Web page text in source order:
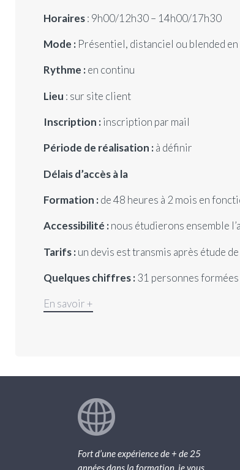
Horaires: 9h00/12h30 – 14h00/17h30
Mode : Présentiel, distanciel ou blended
Rythme :en continu
Lieu : sur site client
Inscription :inscription par mail
Période de réalisation :à définir
Délais d’accès à la
Formation :de 48 heures à 2 mois en
Accessibilité :nous étudierons ensemble
Tarifs :un devis est transmis après étude
Quelques chiffres :31 personnes
En savoir +
Fort d’une expérience de + de 25
années dans la formation, je vous